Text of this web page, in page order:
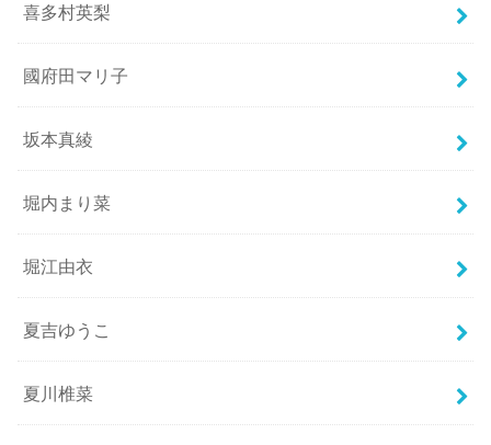
喜多村英梨
國府田マリ子
坂本真綾
堀内まり菜
堀江由衣
夏吉ゆうこ
夏川椎菜